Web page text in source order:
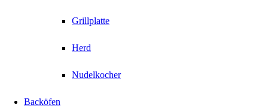
Grillplatte
Herd
Nudelkocher
Backöfen